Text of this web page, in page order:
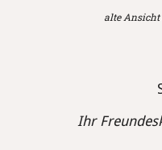
alte Ansicht
Ihr